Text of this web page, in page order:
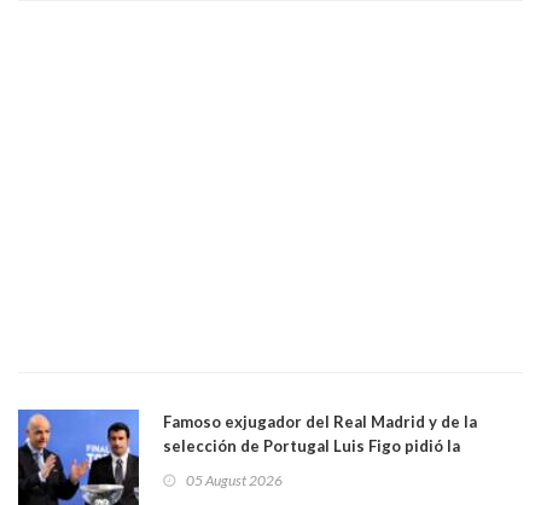
Famoso exjugador del Real Madrid y de la
selección de Portugal Luis Figo pidió la
comportamiento más bajo y cobarde que he
05 August 2026